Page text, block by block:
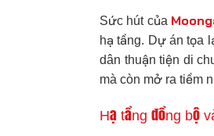
Sức hút của
hạ tầng. Dự án tọa
dân thuận tiện di
mà còn mở ra tiềm
Hạ tầng đồng bộ